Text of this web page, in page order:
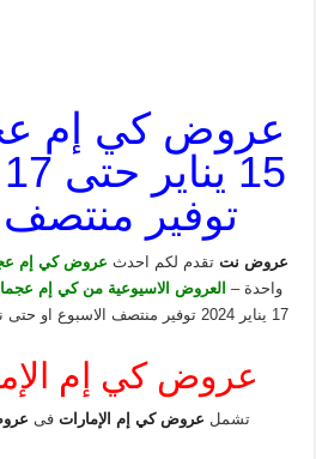
عروض كي إم
توفير منتصف
عروض نتتقدم لكم احدث عروض كي إم
واحدة – العروض الاسيوعية من كي إم
17 يناير 2024 توفير منتصف الاسبوع او حتى نفاذ الكمية من
عروض كي إم
تشمل عروض كي إم الإماراتفى